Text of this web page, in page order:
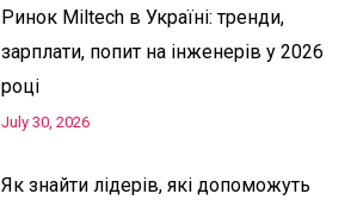
Ринок Miltech в Україні: тренди,
зарплати, попит на інженерів у 2026
році
July 30, 2026
Як знайти лідерів, які допоможуть